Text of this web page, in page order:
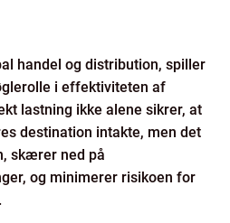
handel og distribution, spiller
i effektiviteten af
lastning ikke alene sikrer, at
destination intakte, men det
skærer ned på
og minimerer risikoen for